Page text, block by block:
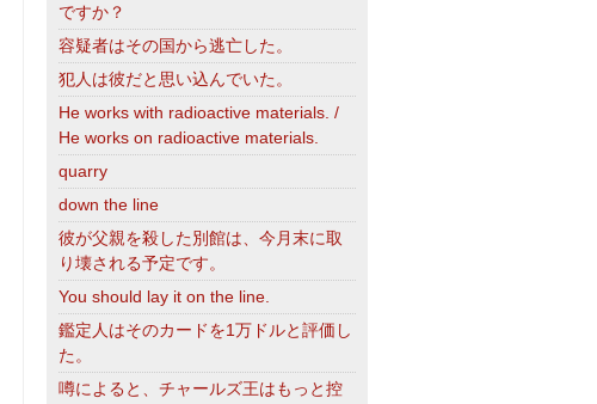
ですか？
容疑者はその国から逃亡した。
犯人は彼だと思い込んでいた。
He works with radioactive materials. /
He works on radioactive materials.
quarry
down the line
彼が父親を殺した別館は、今月末に取
り壊される予定です。
You should lay it on the line.
鑑定人はそのカードを1万ドルと評価し
た。
噂によると、チャールズ王はもっと控